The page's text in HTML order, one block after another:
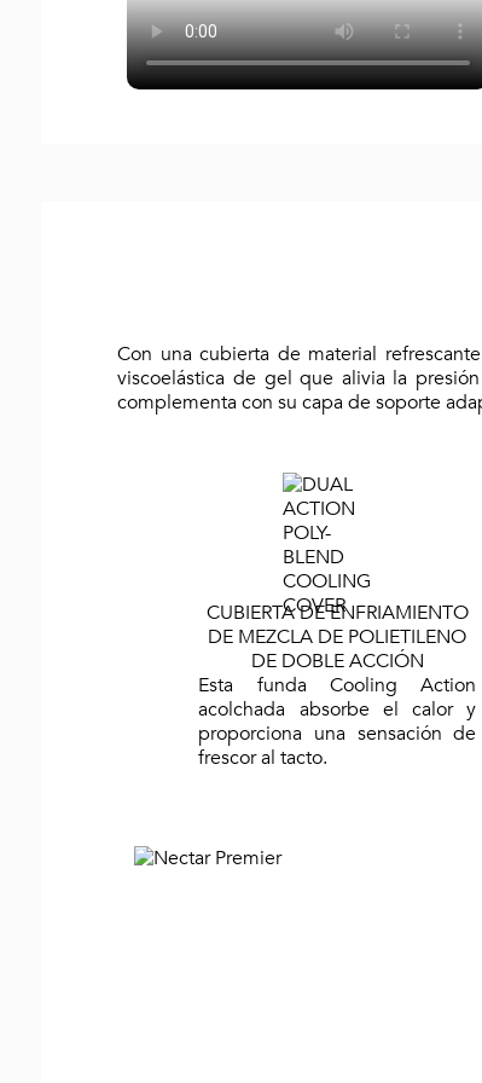
Con una cubierta de material
viscoelástica de gel que alivia la
complementa con su capa de soporte
CUBIERTA DE ENFRIAMIENTO
DE MEZCLA DE POLIETILENO
DE DOBLE ACCIÓN
Esta funda Cooling Action
acolchada absorbe el calor y
proporciona una sensación de
frescor al tacto.